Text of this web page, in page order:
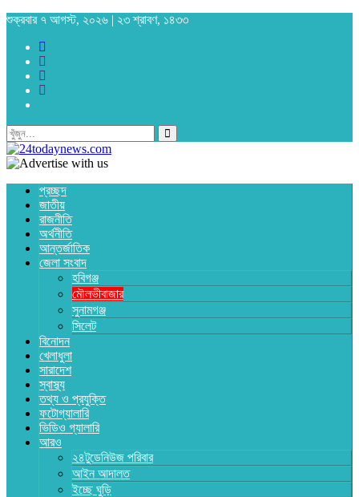
শুক্রবার ৭ আগস্ট, ২০২৬ | ২৩ শ্রাবণ, ১৪৩৩
প্রচ্ছদ
জাতীয়
রাজনীতি
অর্থনীতি
আন্তর্জাতিক
জেলা সংবাদ
হবিগঞ্জ
মৌলভীবাজার
সুনামগঞ্জ
সিলেট
বিনোদন
খেলাধুলা
সারাদেশ
স্বাস্থ্য
তথ্য ও প্রযুক্তি
ফটোগ্যালারি
ভিডিও গ্যালারি
আরও
২৪টুডেনিউজ পরিবার
আইন আদালত
ইচ্ছে ঘুড়ি